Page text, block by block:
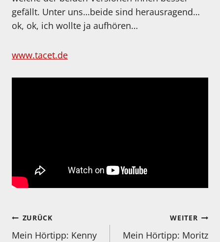
gefällt. Unter uns…beide sind herausragend…
ok, ok, ich wollte ja aufhören…
www.tacet.de
Beitragsnavigation
ZURÜCK
Mein Hörtipp: Kenny
WEITER
Mein Hörtipp: Moritz